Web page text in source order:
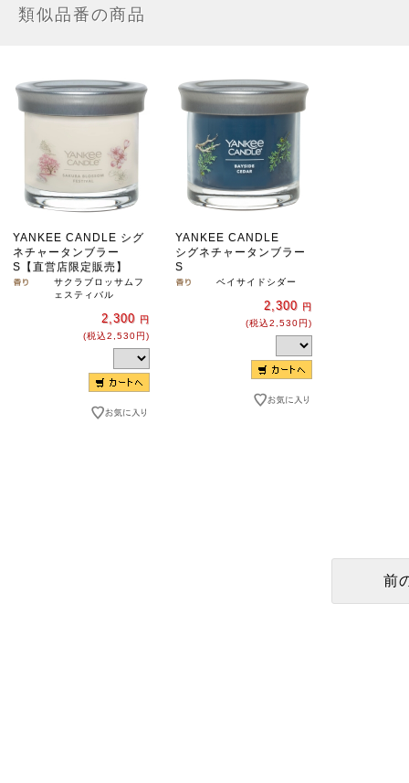
類似品番の商品
YANKEE CANDLE シグ
ネチャータンブラー
S【直営店限定販売】
サクラブロッサムフ
ェスティバル
2,300 円
(税込2,530円)
YANKEE CANDLE
シグネチャータンブラー
S
ベイサイドシダー
2,300 円
(税込2,530円)